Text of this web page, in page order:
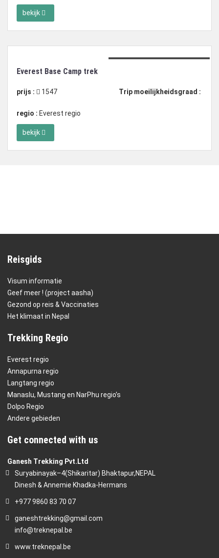
bekijk
Everest Base Camp trek
prijs : 1547 Trip moeilijkheidsgraad :
regio : Everest regio
bekijk
Reisgids
Visum informatie
Geef meer ! (project aasha)
Gezond op reis & Vaccinaties
Het klimaat in Nepal
Trekking Regio
Everest regio
Annapurna regio
Langtang regio
Manaslu, Mustang en NarPhu regio’s
Dolpo Regio
Andere gebieden
Get connected with us
Ganesh Trekking Pvt.Ltd
Suryabinayak–4(Shikaritar) Bhaktapur,NEPAL
Dinesh & Annemie Khadka-Hermans
+977 9860 83 70 07
ganeshtrekking@gmail.com
info@treknepal.be
www.treknepal.be